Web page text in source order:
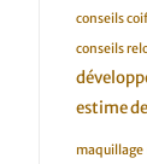
conseils
conseils
estime
maquillage